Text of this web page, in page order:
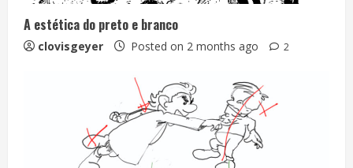
A estética do preto e branco
clovisgeyer Posted on 2 months ago 2